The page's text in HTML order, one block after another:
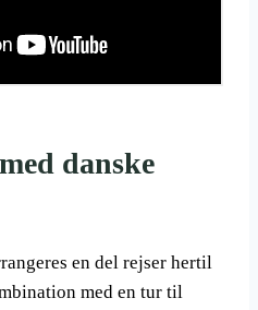
danske
en del rejser hertil
med en tur til